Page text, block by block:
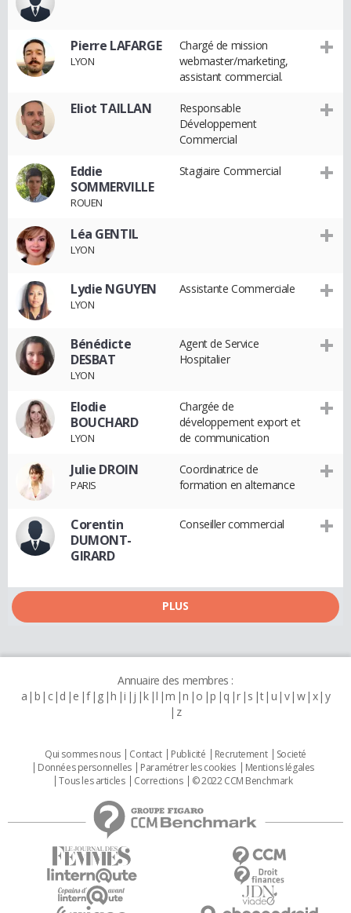
Pierre LAFARGE
LYON
Chargé de mission
webmaster/marketing,
assistant commercial.
Eliot TAILLAN
Responsable
Développement
Commercial
Eddie
SOMMERVILLE
ROUEN
Stagiaire Commercial
Léa GENTIL
LYON
Lydie NGUYEN
LYON
Assistante Commerciale
Bénédicte
DESBAT
LYON
Agent de Service
Hospitalier
Elodie
BOUCHARD
LYON
Chargée de
développement export et
de communication
Julie DROIN
PARIS
Coordinatrice de
formation en alternance
Corentin
DUMONT-
GIRARD
Conseiller commercial
PLUS
Annuaire des membres :
a b c d e f g h i j k l m n o p q r s t u v w x y
z
Qui sommes nous Contact Publicité Recrutement
Societé
Données personnelles
Paramétrer les cookies
Mentions légales
Tous les articles
Corrections © 2022 CCM Benchmark